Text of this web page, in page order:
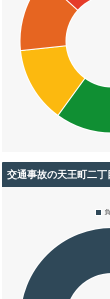
交通事故の天王町二